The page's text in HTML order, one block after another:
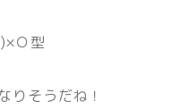
Ｏ型
りそうだね！